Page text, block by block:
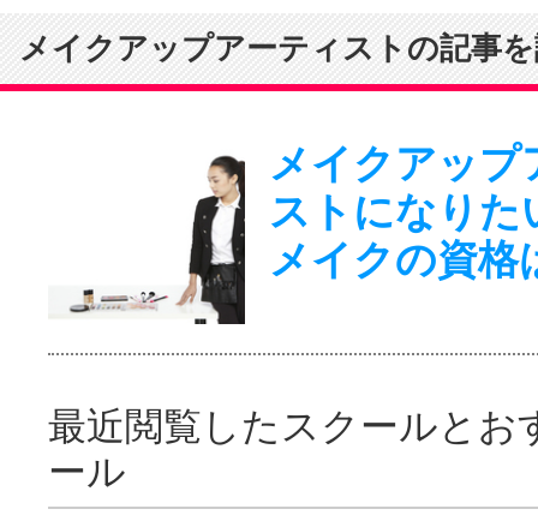
メイクアップアーティストの記事
メイクアップ
ストになりた
メイクの資格
最近閲覧したスクールとお
ール